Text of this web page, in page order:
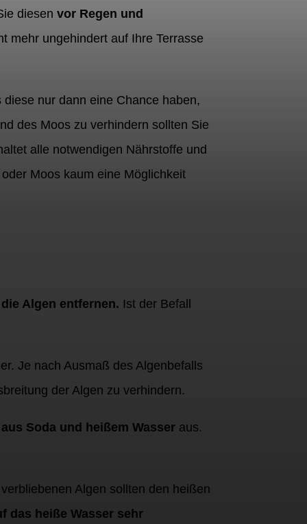
diesen vor Regen und
mehr ungehindert auf Ihre Terrasse
nur dann eine Chance haben,
des Moos zu verhindern sollten Sie
alle notwendigen Nährstoffe und
Moos kaum eine Möglichkeit
Algen entfernen. Ist der Befall
Je nach Ausmaß des Algenbefalls
der Algen zu verhindern.
Soda und heißem Wasseraus.
Algen sollten den heißen
das heiße Wasser sehr